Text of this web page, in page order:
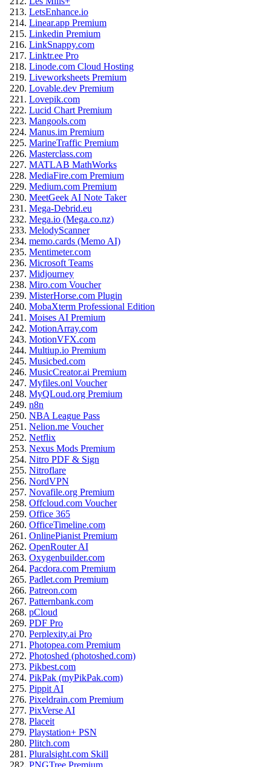
LetsEnhance.io
Linear.app Premium
Linkedin Premium
LinkSnappy.com
Linktr.ee Pro
Linode.com Cloud Hosting
Liveworksheets Premium
Lovable.dev Premium
Lovepik.com
Lucid Chart Premium
Mangools.com
Manus.im Premium
MarineTraffic Premium
Masterclass.com
MATLAB MathWorks
MediaFire.com Premium
Medium.com Premium
MeetGeek AI Note Taker
Mega-Debrid.eu
Mega.io (Mega.co.nz)
MelodyScanner
memo.cards (Memo AI)
Mentimeter.com
Microsoft Teams
Midjourney
Miro.com Voucher
MisterHorse.com Plugin
MobaXterm Professional Edition
Moises AI Premium
MotionArray.com
MotionVFX.com
Multiup.io Premium
Musicbed.com
MusicCreator.ai Premium
Myfiles.onl Voucher
MyQLoud.org Premium
n8n
NBA League Pass
Nelion.me Voucher
Netflix
Nexus Mods Premium
Nitro PDF & Sign
Nitroflare
NordVPN
Novafile.org Premium
Offcloud.com Voucher
Office 365
OfficeTimeline.com
OnlinePianist Premium
OpenRouter AI
Oxygenbuilder.com
Pacdora.com Premium
Padlet.com Premium
Patreon.com
Patternbank.com
pCloud
PDF Pro
Perplexity.ai Pro
Photopea.com Premium
Photoshed (photoshed.com)
Pikbest.com
PikPak (myPikPak.com)
Pippit AI
Pixeldrain.com Premium
PixVerse AI
Placeit
Playstation+ PSN
Plitch.com
Pluralsight.com Skill
PNGTree Premium